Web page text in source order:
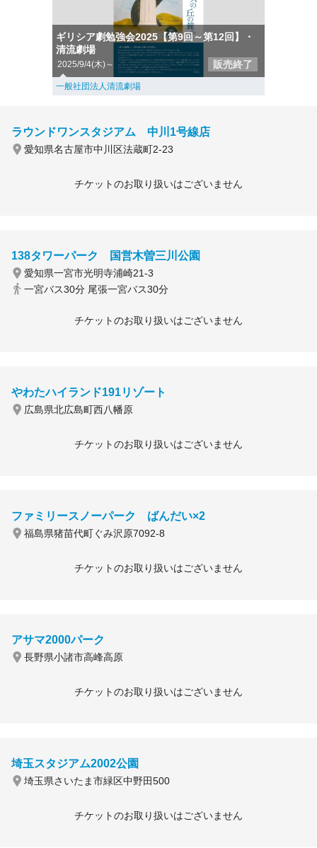
ギリシア劇勉強会2025【第9回～第12回】・
清流劇場
2025/9/4(木)～ 販売終了
一般社団法人清流劇場
ラウンドワンスタジアム 中川1号線店
愛知県名古屋市中川区法蔵町2-23
チケットのお取り扱いはございません
138タワーパーク 国営木曽三川公園
愛知県一宮市光明寺浦崎21-3
一宮バス30分 尾張一宮バス30分
チケットのお取り扱いはございません
やわたハイランド191リゾート
広島県北広島町西八幡原
チケットのお取り扱いはございません
ファミリースノーパーク ばんだい×2
福島県猪苗代町ぐみ沢原7092-8
チケットのお取り扱いはございません
アサマ2000パーク
長野県小諸市高峰高原
チケットのお取り扱いはございません
埼玉スタジアム2002公園
埼玉県さいたま市緑区中野田500
チケットのお取り扱いはございません